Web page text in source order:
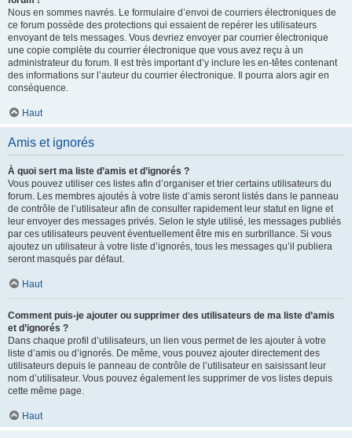
Nous en sommes navrés. Le formulaire d’envoi de courriers électroniques de
ce forum possède des protections qui essaient de repérer les utilisateurs
envoyant de tels messages. Vous devriez envoyer par courrier électronique
une copie complète du courrier électronique que vous avez reçu à un
administrateur du forum. Il est très important d’y inclure les en-têtes contenant
des informations sur l’auteur du courrier électronique. Il pourra alors agir en
conséquence.
Haut
Amis et ignorés
À quoi sert ma liste d’amis et d’ignorés ?
Vous pouvez utiliser ces listes afin d’organiser et trier certains utilisateurs du
forum. Les membres ajoutés à votre liste d’amis seront listés dans le panneau
de contrôle de l’utilisateur afin de consulter rapidement leur statut en ligne et
leur envoyer des messages privés. Selon le style utilisé, les messages publiés
par ces utilisateurs peuvent éventuellement être mis en surbrillance. Si vous
ajoutez un utilisateur à votre liste d’ignorés, tous les messages qu’il publiera
seront masqués par défaut.
Haut
Comment puis-je ajouter ou supprimer des utilisateurs de ma liste d’amis
et d’ignorés ?
Dans chaque profil d’utilisateurs, un lien vous permet de les ajouter à votre
liste d’amis ou d’ignorés. De même, vous pouvez ajouter directement des
utilisateurs depuis le panneau de contrôle de l’utilisateur en saisissant leur
nom d’utilisateur. Vous pouvez également les supprimer de vos listes depuis
cette même page.
Haut